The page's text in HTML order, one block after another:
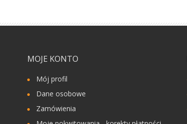
MOJE KONTO
Mój profil
Dane osobowe
Zamówienia